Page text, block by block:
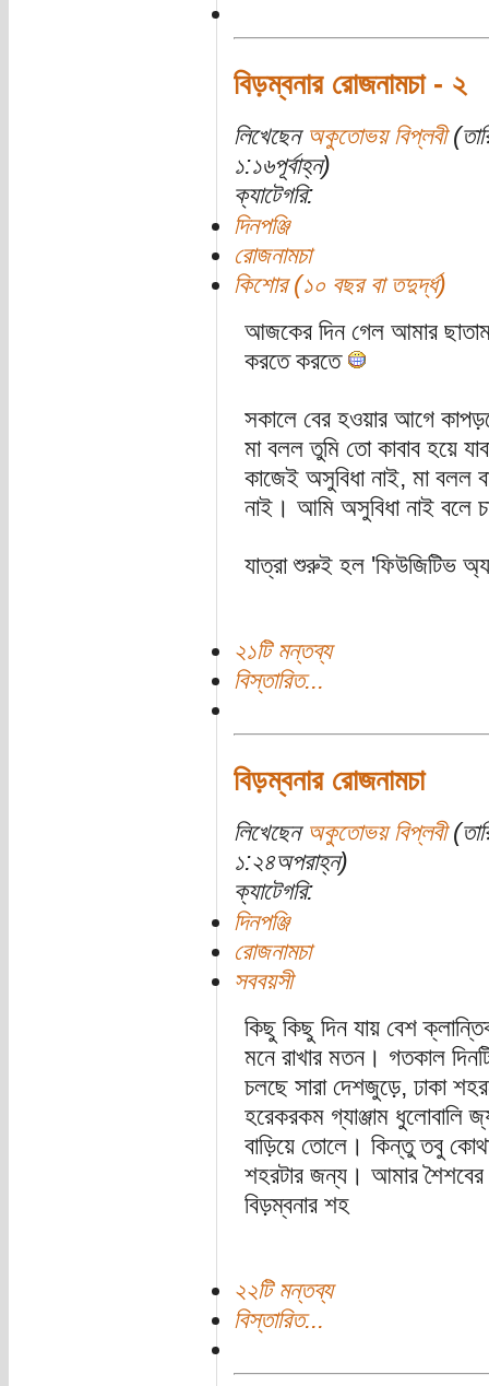
বিড়ম্বনার রোজনামচা - ২
লিখেছেন অকুতোভয় বিপ্লবী
১:১৬পূর্বাহ্ন)
ক্যাটেগরি:
দিনপঞ্জি
রোজনামচা
কিশোর (১০ বছর বা তদুর্দ্ধ)
আজকের দিন গেল আমার
করতে করতে
সকালে বের হওয়ার আগে
মা বলল তুমি তো কাবাব হয়ে
কাজেই অসুবিধা নাই, মা বলল
নাই। আমি অসুবিধা নাই বলে
যাত্রা শুরুই হল 'ফিউজিটিভ
২১টি মন্তব্য
বিস্তারিত...
বিড়ম্বনার রোজনামচা
লিখেছেন অকুতোভয় বিপ্লবী
১:২৪অপরাহ্ন)
ক্যাটেগরি:
দিনপঞ্জি
রোজনামচা
সববয়সী
কিছু কিছু দিন যায় বেশ
মনে রাখার মতন। গতকাল
চলছে সারা দেশজুড়ে, ঢাকা
হরেকরকম গ্যাঞ্জাম ধুলোবালি
বাড়িয়ে তোলে। কিন্তু তবু
শহরটার জন্য। আমার শৈশবের
বিড়ম্বনার শহ
২২টি মন্তব্য
বিস্তারিত...